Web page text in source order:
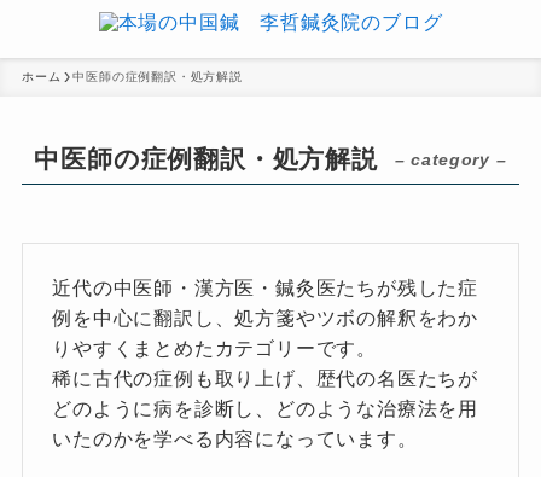
ホーム 中医師の症例翻訳・処方解説
中医師の症例翻訳・処方解説 – category –
近代の中医師・漢方医・鍼灸医たちが残した症
例を中心に翻訳し、処方箋やツボの解釈をわか
りやすくまとめたカテゴリーです。
稀に古代の症例も取り上げ、歴代の名医たちが
どのように病を診断し、どのような治療法を用
いたのかを学べる内容になっています。